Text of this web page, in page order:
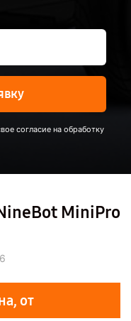
согласие на обработку
MiniPro
от